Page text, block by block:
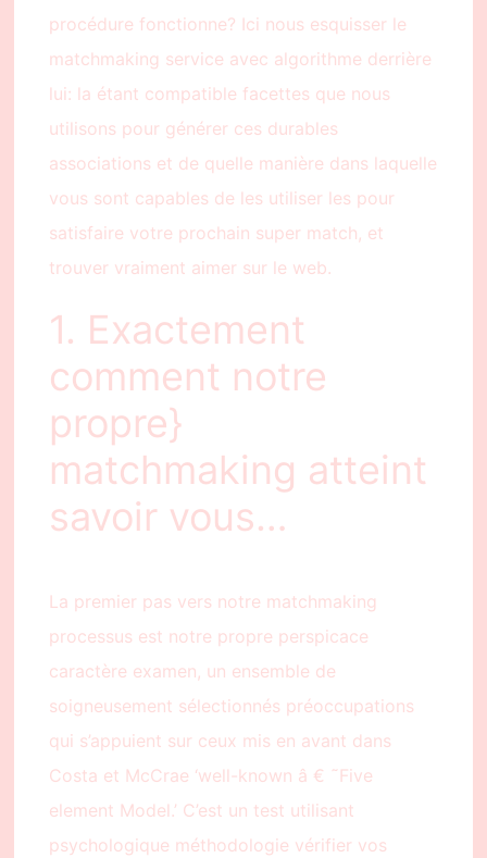
procédure fonctionne? Ici nous esquisser le
matchmaking service avec algorithme derrière
lui: la étant compatible facettes que nous
utilisons pour générer ces durables
associations et de quelle manière dans laquelle
vous sont capables de les utiliser les pour
satisfaire votre prochain super match, et
trouver vraiment aimer sur le web.
1. Exactement
comment notre
propre}
matchmaking atteint
savoir vous…
La premier pas vers notre matchmaking
processus est notre propre perspicace
caractère examen, un ensemble de
soigneusement sélectionnés préoccupations
qui s’appuient sur ceux mis en avant dans
Costa et McCrae ‘well-known â € ˜Five
element Model.’ C’est un test utilisant
psychologique méthodologie vérifier vos